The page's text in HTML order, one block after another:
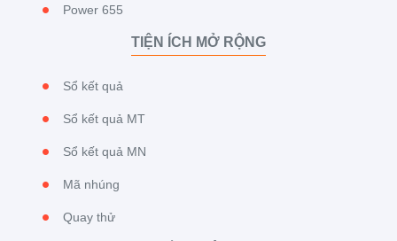
Power 655
TIỆN ÍCH MỞ RỘNG
Sổ kết quả
Sổ kết quả MT
Sổ kết quả MN
Mã nhúng
Quay thử